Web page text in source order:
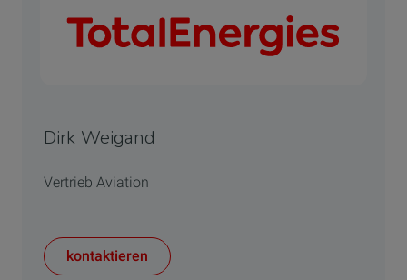
Dirk Weigand
Vertrieb Aviation
kontaktieren